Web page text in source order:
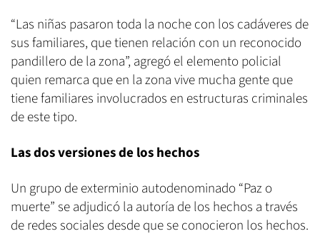
“Las niñas pasaron toda la noche con los cadáveres de
sus familiares, que tienen relación con un reconocido
pandillero de la zona”, agregó el elemento policial
quien remarca que en la zona vive mucha gente que
tiene familiares involucrados en estructuras criminales
de este tipo.
Las dos versiones de los hechos
Un grupo de exterminio autodenominado “Paz o
muerte” se adjudicó la autoría de los hechos a través
de redes sociales desde que se conocieron los hechos.